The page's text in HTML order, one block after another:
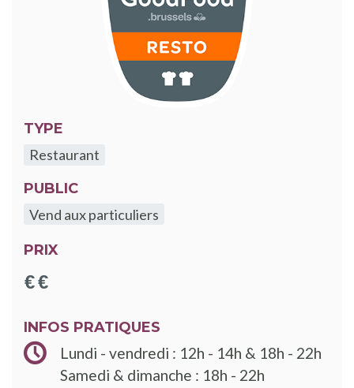
TYPE
Restaurant
PUBLIC
Vend aux particuliers
PRIX
INFOS PRATIQUES
Lundi - vendredi : 12h - 14h & 18h - 22h
Samedi & dimanche : 18h - 22h